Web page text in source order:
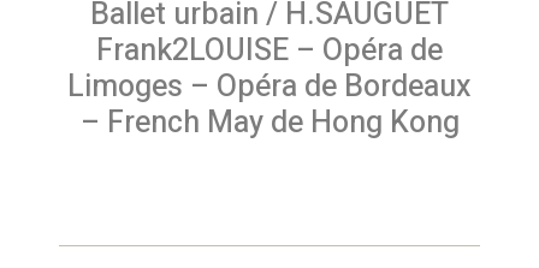
Ballet urbain / H.SAUGUET
Frank2LOUISE – Opéra de
Limoges – Opéra de Bordeaux
– French May de Hong Kong